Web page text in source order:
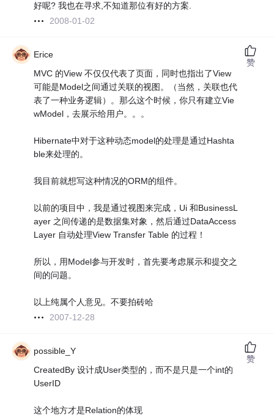
好呢? 我也在寻求,不知道那位有好的方案.
2008-01-02
Erice
MVC 的View 不仅仅代表了页面，同时也指出了View
可能是Model之间通过关联的视图。（当然，关联也代
表了一种业务逻辑）。那么这个时候，你只有建立Vie
wModel，去展示给用户。。。
Hibernate中对于这种动态model的处理是通过Hashta
ble来处理的。
我目前就想写这种情况的ORM的组件。
以前的项目中，我是通过视图来完成，Ui 和BusinessL
ayer 之间传递的是数据集对象，然后通过DataAccess
Layer 自动处理View Transfer Table 的过程！
所以，用Model参与开发时，首先要考虑展示和提交之
间的问题。
以上纯属个人意见。不要拍砖哈
2007-12-28
赞
possible_Y
CreatedBy 设计成User类型的，而不是只是一个int的
UserID
这个地方才是Relation的体现
赞